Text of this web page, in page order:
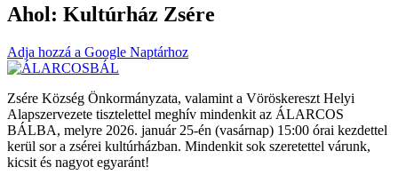
Ahol: Kultúrház Zsére
Adja hozzá a Google Naptárhoz
Zsére Község Önkormányzata, valamint a Vöröskereszt Helyi
Alapszervezete tisztelettel meghív mindenkit az ÁLARCOS
BÁLBA, melyre 2026. január 25-én (vasárnap) 15:00 órai kezdettel
kerül sor a zsérei kultúrházban. Mindenkit sok szeretettel várunk,
kicsit és nagyot egyaránt!